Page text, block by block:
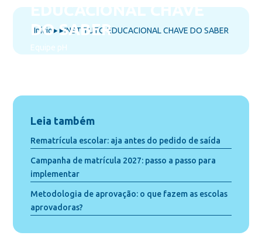
EDUCACIONAL CHAVE
DO SABER
Equipe pH
Início ⯈⯈INSTITUTO EDUCACIONAL CHAVE DO SABER
Leia também
Rematrícula escolar: aja antes do pedido de saída
Campanha de matrícula 2027: passo a passo para
implementar
Metodologia de aprovação: o que fazem as escolas
aprovadoras?